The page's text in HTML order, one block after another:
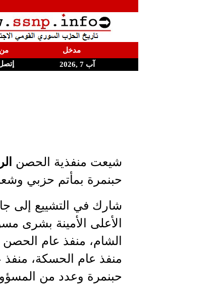
مدخل من
آب 7 ,2026
شيعت منفذية الحصن
حبنمرة بمأتم حزبي
شارك في التشييع إلى
الأعلى الأمينة بشرى
الشام، منفذ عام
منفذ عام الحسكة،
حبنمرة وعدد من